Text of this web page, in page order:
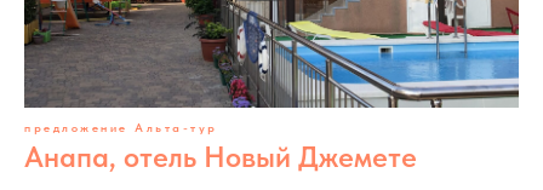
предложение Альта-тур
Анапа, отель Новый Джемете